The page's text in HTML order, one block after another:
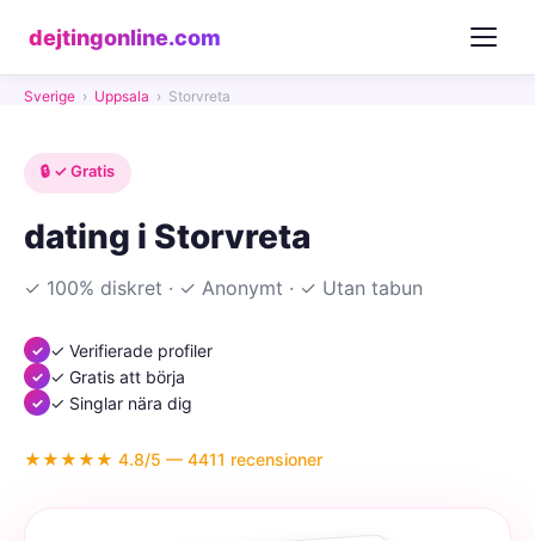
dejtingonline.com
Sverige › Uppsala › Storvreta
🔒 ✓ Gratis
dating i Storvreta
✓ 100% diskret · ✓ Anonymt · ✓ Utan tabun
✓ Verifierade profiler
✓ Gratis att börja
✓ Singlar nära dig
★★★★★ 4.8/5 — 4411 recensioner